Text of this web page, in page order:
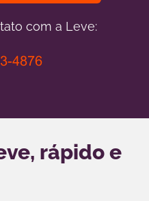
com a Leve:
4876
rápido e